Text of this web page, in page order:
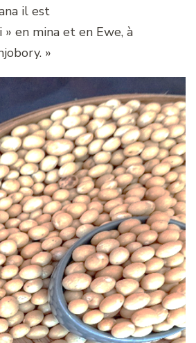
il est
» en mina et en Ewe, à
»